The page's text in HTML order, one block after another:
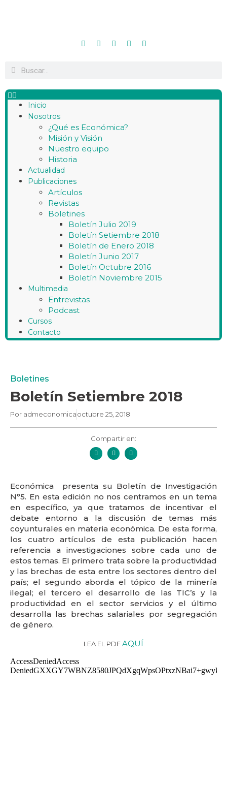
Inicio
Nosotros
¿Qué es Económica?
Misión y Visión
Nuestro equipo
Historia
Actualidad
Publicaciones
Artículos
Revistas
Boletines
Boletín Julio 2019
Boletín Setiembre 2018
Boletín de Enero 2018
Boletín Junio 2017
Boletín Octubre 2016
Boletín Noviembre 2015
Multimedia
Entrevistas
Podcast
Cursos
Contacto
Boletines
Boletín Setiembre 2018
Por admeconomicaoctubre 25, 2018
Compartir en:
Económica presenta su Boletín de Investigación
N°5. En esta edición no nos centramos en un tema
en específico, ya que tratamos de incentivar el
debate entorno a la discusión de temas más
coyunturales en materia económica. De esta forma,
los cuatro artículos de esta publicación hacen
referencia a investigaciones sobre cada uno de
estos temas. El primero trata sobre la productividad
y las brechas de esta entre los sectores dentro del
país; el segundo aborda el tópico de la minería
ilegal; el tercero el desarrollo de las TIC’s y la
productividad en el sector servicios y el último
desarrolla las brechas salariales por segregación
de género.
LEA EL PDFAQUÍ